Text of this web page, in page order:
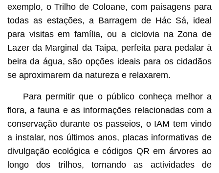
exemplo, o Trilho de Coloane, com paisagens para
todas as estações, a Barragem de Hác Sá, ideal
para visitas em família, ou a ciclovia na Zona de
Lazer da Marginal da Taipa, perfeita para pedalar à
beira da água, são opções ideais para os cidadãos
se aproximarem da natureza e relaxarem.
Para permitir que o público conheça melhor a
flora, a fauna e as informações relacionadas com a
conservação durante os passeios, o IAM tem vindo
a instalar, nos últimos anos, placas informativas de
divulgação ecológica e códigos QR em árvores ao
longo dos trilhos, tornando as actividades de